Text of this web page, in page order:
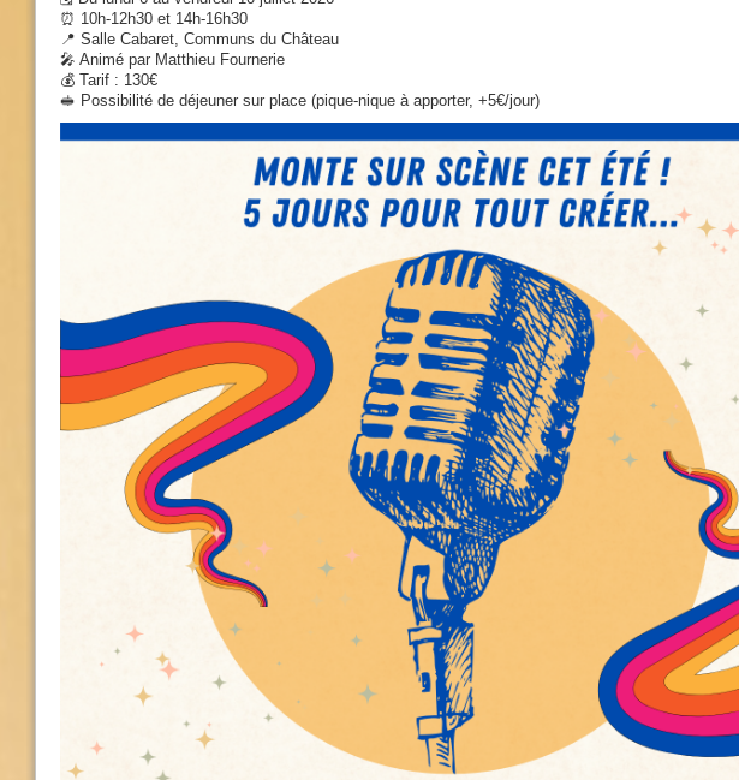
⏰ 10h-12h30 et 14h-16h30
📍 Salle Cabaret, Communs du Château
🎤 Animé par Matthieu Fournerie
💰 Tarif : 130€
🥪 Possibilité de déjeuner sur place (pique-nique à apporter, +5€/jour)